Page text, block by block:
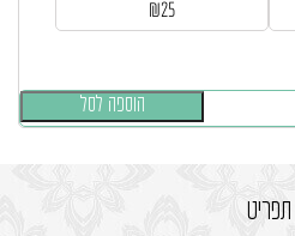
הוספה לסל
₪25
תפריט